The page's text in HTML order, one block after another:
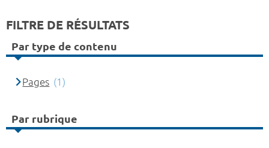
FILTRE DE RÉSULTATS
Par type de contenu
Pages (1)
Par rubrique